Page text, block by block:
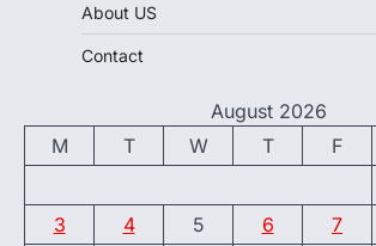
About US
Contact
August 2026
M
T W T F
3
4 5 6 7